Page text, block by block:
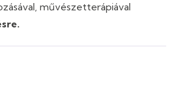
művészetterápiával